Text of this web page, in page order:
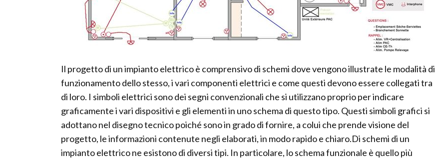
Il progetto di un impianto elettrico è comprensivo di schemi dove vengono illustrate le modalità di
funzionamento dello stesso, i vari componenti elettrici e come questi devono essere collegati tra
di loro. I simboli elettrici sono dei segni convenzionali che si utilizzano proprio per indicare
graficamente i vari dispositivi e gli elementi in uno schema di questo tipo. Questi simboli grafici si
adottano nel disegno tecnico poiché sono in grado di fornire, a colui che prende visione del
progetto, le informazioni contenute negli elaborati, in modo rapido e chiaro.Di schemi di un
impianto elettrico ne esistono di diversi tipi. In particolare, lo schema funzionale è quello più